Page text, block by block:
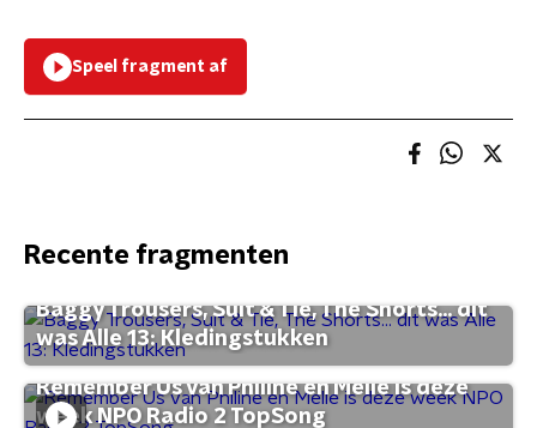
Speel fragment af
Recente fragmenten
Baggy Trousers, Suit & Tie, The Shorts... dit
was Alle 13: Kledingstukken
Remember Us van Philine en Melle is deze
week NPO Radio 2 TopSong